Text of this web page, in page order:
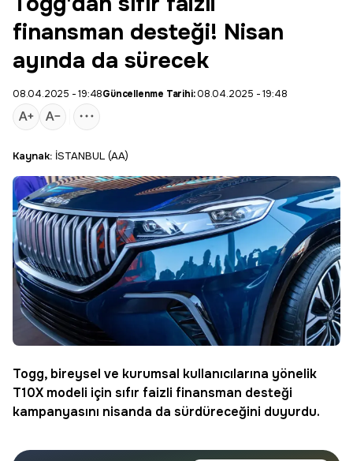
finansman desteği! Nisan
ayında da sürecek
08.04.2025 - 19:48Güncellenme Tarihi:08.04.2025 - 19:48
Kaynak: İSTANBUL (AA)
Togg, bireysel ve kurumsal kullanıcılarına yönelik
T10X modeli için sıfır faizli finansman desteği
kampanyasını nisanda da sürdüreceğini duyurdu.